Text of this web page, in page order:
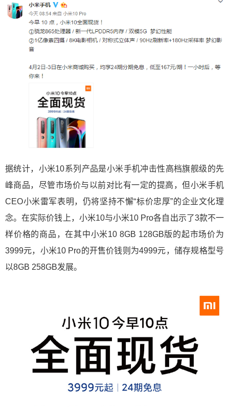
据统计，小米10系列产品是小米手机冲击性高档旗舰级的先
峰商品，尽管市场价与以前对比有一定的提高，但小米手机
CEO小米雷军表明，仍将坚持不懈“标价忠厚”的企业文化理
念。在实际价钱上，小米10与小米10 Pro各自出示了3款不一
样价格的商品，在其中小米10 8GB 128GB版的起市场价为
3999元，小米10 Pro的开售价钱则为4999元，储存规格型号
以8GB 258GB发展。